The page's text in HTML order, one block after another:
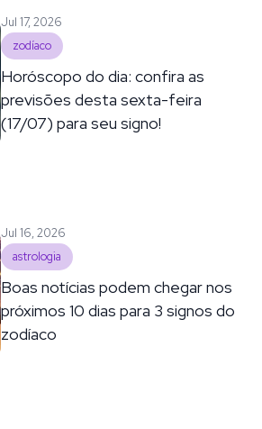
Jul 17, 2026
zodíaco
Horóscopo do dia: confira as
previsões desta sexta-feira
(17/07) para seu signo!
Jul 16, 2026
astrologia
Boas notícias podem chegar nos
próximos 10 dias para 3 signos do
zodíaco